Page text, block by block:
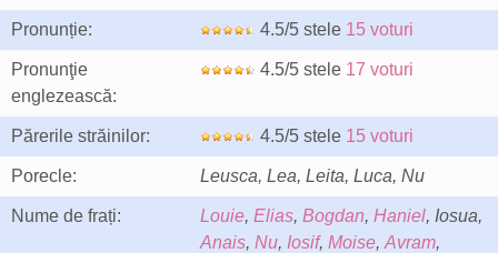
Pronunție: 4.5/5 stele 15 voturi
Pronunţie
englezească:
4.5/5 stele 17 voturi
Părerile străinilor: 4.5/5 stele 15 voturi
Porecle: Leusca, Lea, Leita, Luca, Nu
Nume de frați: Louie, Elias, Bogdan, Haniel, Iosua,
Anais, Nu, Iosif, Moise, Avram,